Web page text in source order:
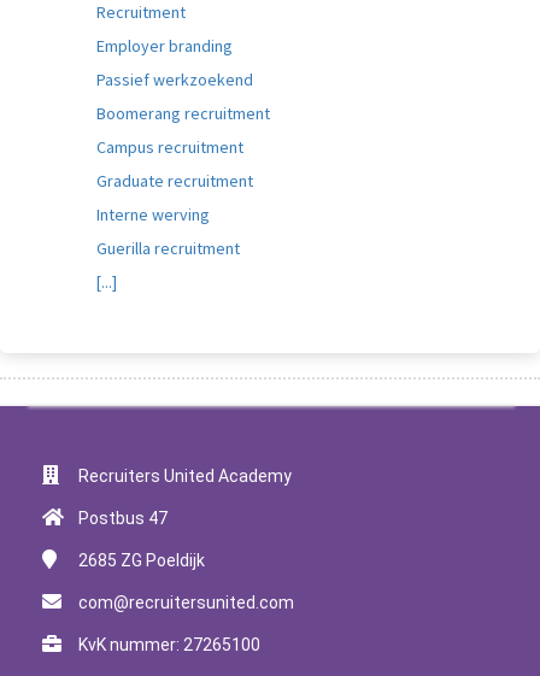
Recruitment
Employer branding
Passief werkzoekend
Boomerang recruitment
Campus recruitment
Graduate recruitment
Interne werving
Guerilla recruitment
[...]
Recruiters United Academy
Postbus 47
2685 ZG Poeldijk
com@recruitersunited.com
KvK nummer: 27265100